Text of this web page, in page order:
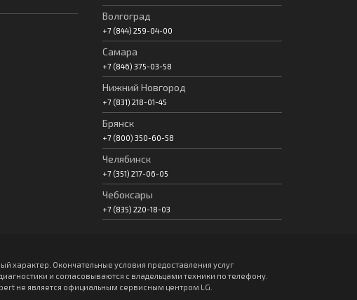
Волгоград
+7 (844) 259-04-00
Самара
+7 (846) 375-03-58
Нижний Новгород
+7 (831) 218-01-45
Брянск
+7 (800) 350-60-58
Челябинск
+7 (351) 217-06-05
Чебоксары
+7 (835) 220-18-03
характер. Окончательные условия предоставления услуг
и согласовываются с владельцами техники по телефону.
не является официальным сервисным центром LG.